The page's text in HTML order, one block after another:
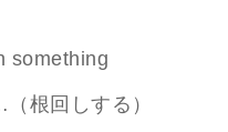
something
根回しする）